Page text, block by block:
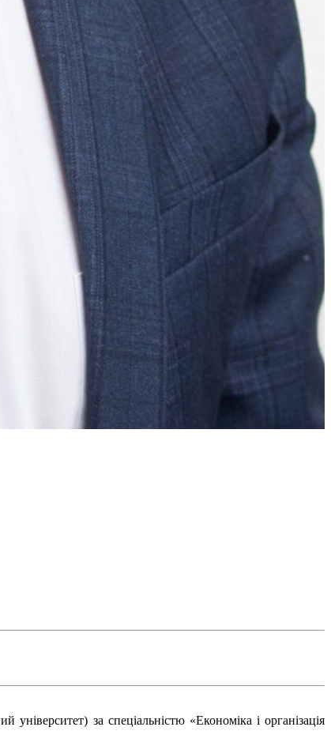
за спеціальністю «Економіка і організація